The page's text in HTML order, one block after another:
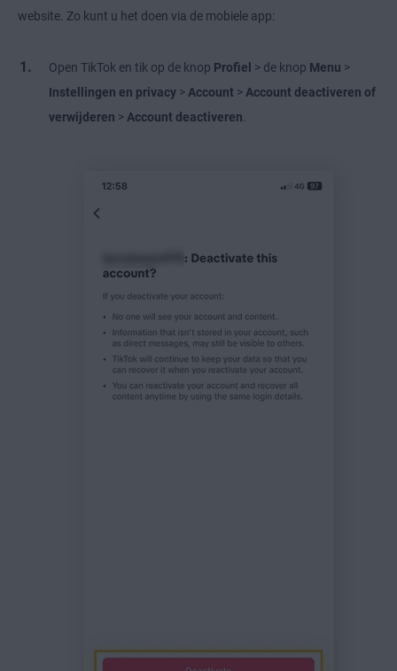
website. Zo kunt u het doen via de mobiele app:
Open TikTok en tik op de knop Profiel > de knop Menu >
Instellingen en privacy > Account > Account deactiveren of
verwijderen > Account deactiveren.